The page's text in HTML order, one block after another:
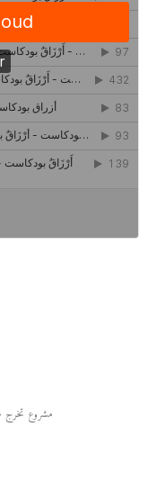
حصاد 2022 لمشروع "رواد 2030″
كل ما
مركز
مشروع تخرج